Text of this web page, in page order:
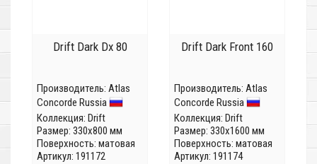
Drift Dark Dx 80
Производитель: Atlas
Concorde Russia
Коллекция: Drift
Размер: 330x800 мм
Поверхность: матовая
Артикул: 191172
Drift Dark Front 160
Производитель: Atlas
Concorde Russia
Коллекция: Drift
Размер: 330x1600 мм
Поверхность: матовая
Артикул: 191174